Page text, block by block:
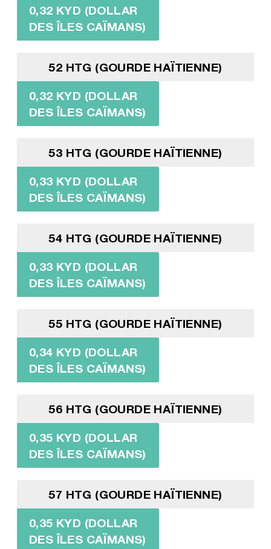
0,32 KYD (DOLLAR
DES ÎLES CAÏMANS)
52 HTG (GOURDE HAÏTIENNE)
0,32 KYD (DOLLAR
DES ÎLES CAÏMANS)
53 HTG (GOURDE HAÏTIENNE)
0,33 KYD (DOLLAR
DES ÎLES CAÏMANS)
54 HTG (GOURDE HAÏTIENNE)
0,33 KYD (DOLLAR
DES ÎLES CAÏMANS)
55 HTG (GOURDE HAÏTIENNE)
0,34 KYD (DOLLAR
DES ÎLES CAÏMANS)
56 HTG (GOURDE HAÏTIENNE)
0,35 KYD (DOLLAR
DES ÎLES CAÏMANS)
57 HTG (GOURDE HAÏTIENNE)
0,35 KYD (DOLLAR
DES ÎLES CAÏMANS)